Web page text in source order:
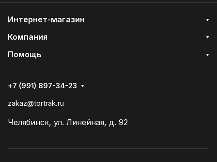
Интернет-магазин
Компания
Помощь
+7 (991) 897-34-23
zakaz@tortrak.ru
Челябинск, ул. Линейная, д. 92